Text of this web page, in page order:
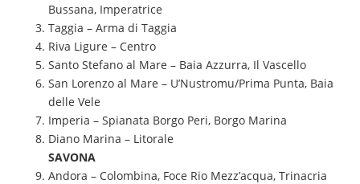
Bussana, Imperatrice
Taggia – Arma di Taggia
Riva Ligure – Centro
Santo Stefano al Mare – Baia Azzurra, Il Vascello
San Lorenzo al Mare – U’Nustromu/Prima Punta, Baia
delle Vele
Imperia – Spianata Borgo Peri, Borgo Marina
Diano Marina – Litorale
SAVONA
Andora – Colombina, Foce Rio Mezz’acqua, Trinacria